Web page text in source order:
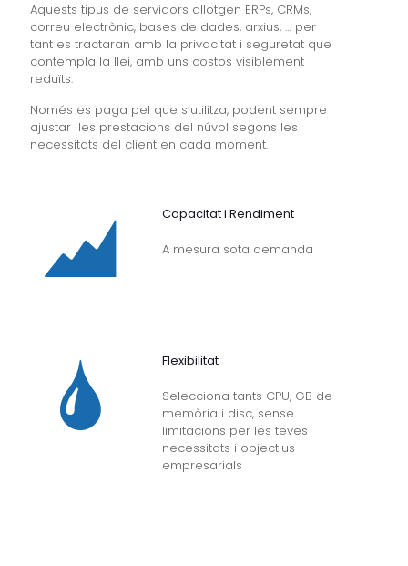
Aquests tipus de servidors allotgen ERPs, CRMs,
correu electrònic, bases de dades, arxius, … per
tant es tractaran amb la privacitat i seguretat que
contempla la llei, amb uns costos visiblement
reduïts.
Només es paga pel que s’utilitza, podent sempre
ajustar les prestacions del núvol segons les
necessitats del client en cada moment.
Capacitat i Rendiment
A mesura sota demanda
Flexibilitat
Selecciona tants CPU, GB de
memòria i disc, sense
limitacions per les teves
necessitats i objectius
empresarials